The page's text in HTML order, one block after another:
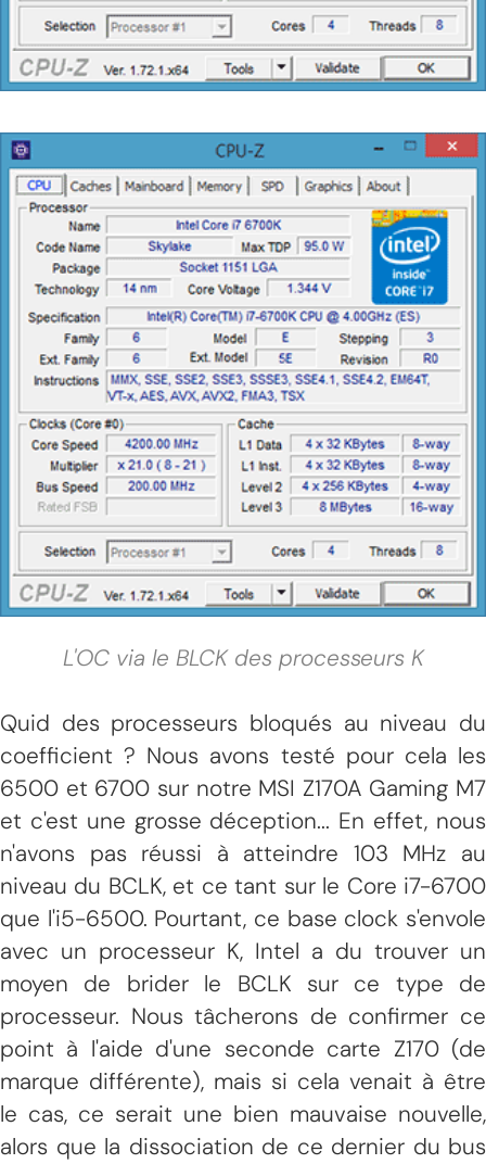
L'OC via le BLCK des processeurs K
Quid des processeurs bloqués au niveau du
coefficient ? Nous avons testé pour cela les
6500 et 6700 sur notre MSI Z170A Gaming M7
et c'est une grosse déception... En effet, nous
n'avons pas réussi à atteindre 103 MHz au
niveau du BCLK, et ce tant sur le Core i7-6700
que l'i5-6500. Pourtant, ce base clock s'envole
avec un processeur K, Intel a du trouver un
moyen de brider le BCLK sur ce type de
processeur. Nous tâcherons de confirmer ce
point à l'aide d'une seconde carte Z170 (de
marque différente), mais si cela venait à être
le cas, ce serait une bien mauvaise nouvelle,
alors que la dissociation de ce dernier du bus